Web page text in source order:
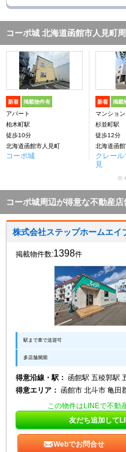
コーポ城 北海道函館市人見町
新着 掲載物件有
アパート
柏木町駅
徒歩10分
北海道函館市人見町
コーポ城
新着 掲載
マンション
杉並町駅
徒歩12分
北海道函
クレール
見
コーポ城周辺が得意な不動産店
株式会社ステップホームエイ
掲載物件数:1398件
駅まで車で送迎可
多店舗展開
得意沿線・駅： 函館駅 五稜郭駅
得意エリア： 函館市 北斗市 亀田
この物件はLINEで不動
友だち追加して
Webでお問合せ